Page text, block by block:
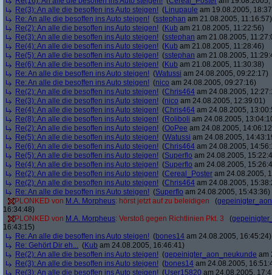
Re(3): An alle die besoffen ins Auto steigen! (Linupaule am 19.08.2005,
Re: An alle die besoffen ins Auto steigen! (sstephan am 21.08.2005, 11:16:57)
Re(2): An alle die besoffen ins Auto steigen! (Kub am 21.08.2005, 11:22:56)
Re(3): An alle die besoffen ins Auto steigen! (sstephan am 21.08.2005,
Re(4): An alle die besoffen ins Auto steigen! (Kub am 21.08.2005, 11:28:46)
Re(5): An alle die besoffen ins Auto steigen! (sstephan am 21.08.2005,
Re(6): An alle die besoffen ins Auto steigen! (Kub am 21.08.2005, 11:30:38)
Re: An alle die besoffen ins Auto steigen! (Watussi am 24.08.2005, 09:22:17)
Re: An alle die besoffen ins Auto steigen! (nico am 24.08.2005, 09:27:16)
Re(2): An alle die besoffen ins Auto steigen! (Chris464 am 24.08.2005,
Re(3): An alle die besoffen ins Auto steigen! (nico am 24.08.2005, 12:39:01)
Re(4): An alle die besoffen ins Auto steigen! (Chris464 am 24.08.2005,
Re(8): An alle die besoffen ins Auto steigen! (Roliboli am 24.08.2005,
Re(2): An alle die besoffen ins Auto steigen! (OoPee am 24.08.2005,
Re(5): An alle die besoffen ins Auto steigen! (Watussi am 24.08.2005,
Re(6): An alle die besoffen ins Auto steigen! (Chris464 am 24.08.2005,
Re(5): An alle die besoffen ins Auto steigen! (Superflo am 24.08.2005,
Re(4): An alle die besoffen ins Auto steigen! (Superflo am 24.08.2005,
Re(2): An alle die besoffen ins Auto steigen! (Cereal_Poster am 24.08.2005,
Re(2): An alle die besoffen ins Auto steigen! (Chris464 am 24.08.2005,
Re: An alle die besoffen ins Auto steigen! (Superflo am 24.08.2005, 15:43:36)
PLONKED von M.A. Morpheus: hörst jetzt auf zu beleidigen (
16:34:48)
PLONKED von M.A. Morpheus: Verstoß gegen Richtlinien Pkt. 3 (
16:43:15)
Re: An alle die besoffen ins Auto steigen! (bones14 am 24.08.2005, 16:45:24)
Re: Gehört Dir eh... (Kub am 24.08.2005, 16:46:41)
Re(2): An alle die besoffen ins Auto steigen! (gepeinigter_aon_neukunde am
Re(3): An alle die besoffen ins Auto steigen! (bones14 am 24.08.2005,
Re(3): An alle die besoffen ins Auto steigen! (User15820 am 24.08.2005,